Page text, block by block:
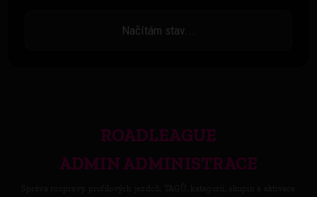
Načítám stav...
ROADLEAGUE
ADMIN ADMINISTRACE